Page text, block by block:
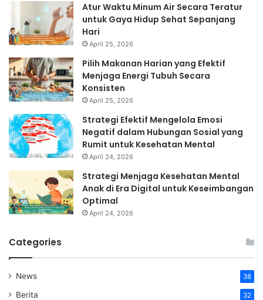
Atur Waktu Minum Air Secara Teratur
untuk Gaya Hidup Sehat Sepanjang
Hari
April 25, 2026
Pilih Makanan Harian yang Efektif
Menjaga Energi Tubuh Secara
Konsisten
April 25, 2026
Strategi Efektif Mengelola Emosi
Negatif dalam Hubungan Sosial yang
Rumit untuk Kesehatan Mental
April 24, 2026
Strategi Menjaga Kesehatan Mental
Anak di Era Digital untuk Keseimbangan
Optimal
April 24, 2026
Categories
News 38
Berita 32